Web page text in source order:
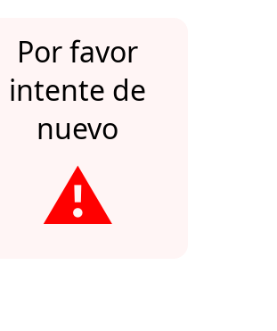
Por favor
intente de
nuevo
⚠️